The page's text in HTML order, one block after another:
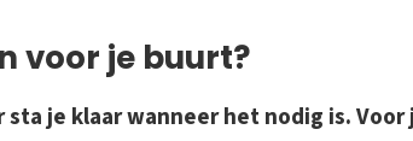
voor je buurt?
je klaar wanneer het nodig is. Voor